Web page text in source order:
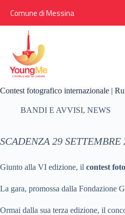
Comune di Messina
Contest fotografico internazionale |
BANDI E AVVISI, NEWS
SCADENZA 29 SETTEMBRE
Giunto alla VI edizione, il contest
La gara, promossa dalla Fondazione
Ormai dalla sua terza edizione, il